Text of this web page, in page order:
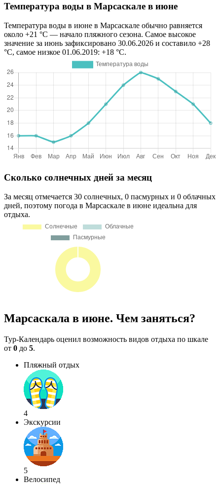
Температура воды в Марсаскале в июне
Температура воды в июне в Марсаскале обычно равняется
около +21 °C — начало пляжного сезона. Самое высокое
значение за июнь зафиксировано 30.06.2026 и составило +28
°C, самое низкое 01.06.2019: +18 °C.
Сколько солнечных дней за месяц
За месяц отмечается 30 солнечных, 0 пасмурных и 0 облачных
дней, поэтому погода в Марсаскале в июне идеальна для
отдыха.
Марсаскала в июне. Чем заняться?
Тур-Календарь оценил возможность видов отдыха по шкале
от 0 до 5.
Пляжный отдых
4
Экскурсии
5
Велосипед